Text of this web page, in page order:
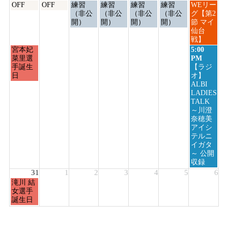
月
24th
2026
OFF
火
OFF
水
曜
日,
練習
（非公
開）
木
曜
日,
練習
（非公
開）
金
曜
日,
練習
（非公
開）
土
曜
日,
練習
（非公
開）
日
曜
日,
8
月
30th
2026
WEリー
グ【第2
節 マイ
仙台
戦】
月
曜
日,
8
宮本妃
菜里選
手誕生
日
日
曜
日,
8
月
30th
2026
5:00
PM
【ラジ
オ】
ALBI
LADIES
TALK
～川澄
奈穂美
アイシ
テルニ
イガタ
～ 公開
収録
31 1 2 3 4 5 6
月
曜
日,
8
滝川 結
女選手
誕生日